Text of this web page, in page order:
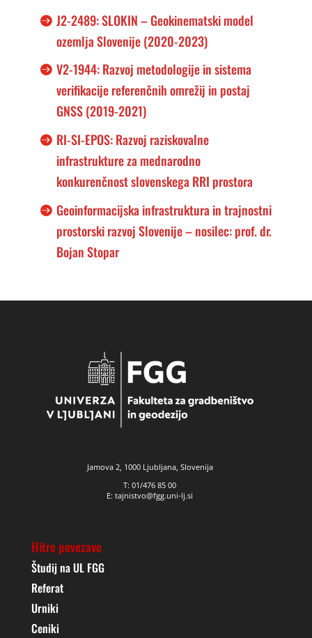
J2-2489: SLOKIN – Geokinematski model
ozemlja Slovenije (2020-2023)
V2-1944: Razvoj metodologije in sistema
verifikacije referenčnih omrežij in postaj
GNSS (2019-2021)
RI-SI-EPOS: Razvoj raziskovalne
infrastrukture za mednarodno
konkurenčnost slovenskega RRI prostora
Geoinformacijska infrastruktura in trajnostni
prostorski razvoj Slovenije – nosilec: prof. dr.
Bojan Stopar
Jamova 2, 1000 Ljubljana, Slovenija
T: 01/476 85 00
E: tajnistvo@fgg.uni-lj.si
Hitre povezave
Študij na UL FGG
Referat
Urniki
Ceniki